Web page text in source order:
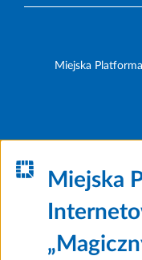
Miejska
Miejska